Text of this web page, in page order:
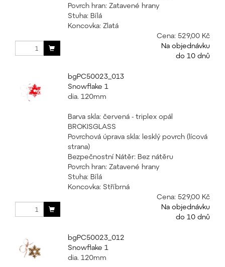
Povrch hran: Zatavené hrany
Stuha: Bílá
Koncovka: Zlatá
Cena: 529,00 Kč
Na objednávku
do 10 dnů
bgPC50023_013
Snowflake 1
dia. 120mm
Barva skla: červená - triplex opál
BROKISGLASS
Povrchová úprava skla: lesklý povrch (lícová
strana)
Bezpečnostní Nátěr: Bez nátěru
Povrch hran: Zatavené hrany
Stuha: Bílá
Koncovka: Stříbrná
Cena: 529,00 Kč
Na objednávku
do 10 dnů
bgPC50023_012
Snowflake 1
dia. 120mm